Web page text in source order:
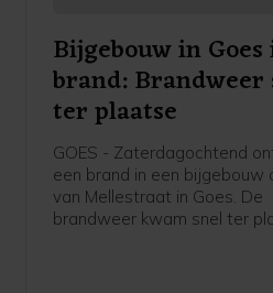
Bijgebouw in
brand: Brandweer
ter plaatse
GOES - Zaterdagochtend
een brand in een bijgebouw
van Mellestraat in Goes. De
brandweer kwam snel ter